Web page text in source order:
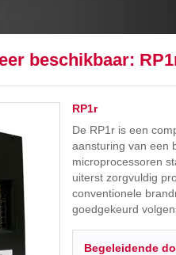
beschikbaar:
RP1r
De RP1r is een
aansturing van een
microprocessoren
uiterst zorgvuldig
conventionele
goedgekeurd
Begeleidende